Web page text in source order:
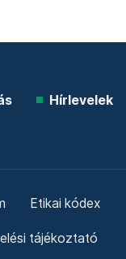
Hírlevelek
Etikai kódex
tájékoztató